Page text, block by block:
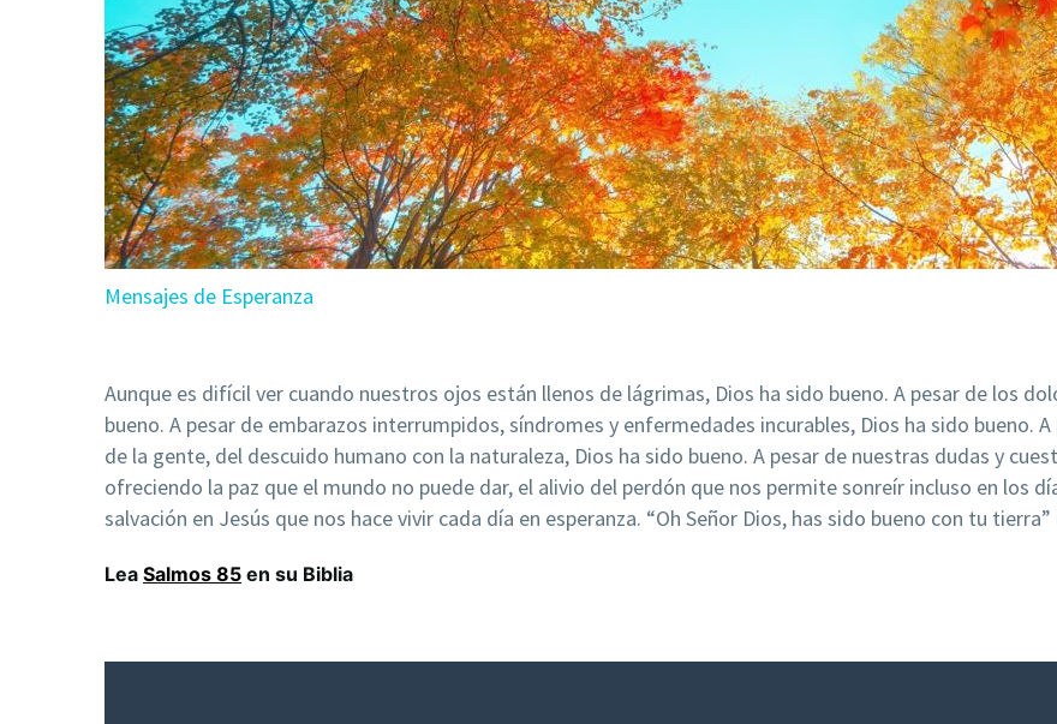
Mensajes de Esperanza
Aunque es difícil ver cuando nuestros ojos están llenos de lágrimas, Dios ha sido bueno. A pesar de los
bueno. A pesar de embarazos interrumpidos, síndromes y enfermedades incurables, Dios ha sido bueno.
de la gente, del descuido humano con la naturaleza, Dios ha sido bueno. A pesar de nuestras dudas y
ofreciendo la paz que el mundo no puede dar, el alivio del perdón que nos permite sonreír incluso en los
salvación en Jesús que nos hace vivir cada día en esperanza. “Oh Señor Dios, has sido bueno con tu tierra”
Lea Salmos 85 en su Biblia